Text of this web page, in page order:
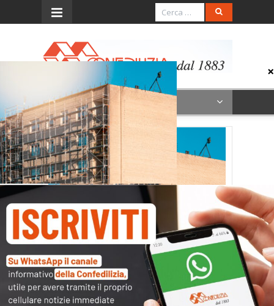
Menu
Construction site with
scaffolding on multistory
building during renovation